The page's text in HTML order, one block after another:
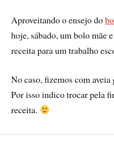
Aproveitando o ensejo do
hoje, sábado, um bolo mãe
receita para um trabalho
No caso, fizemos com aveia
Por isso indico trocar pela
receita.